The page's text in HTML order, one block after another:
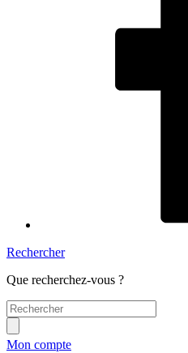
Rechercher
Que recherchez-vous ?
Mon compte